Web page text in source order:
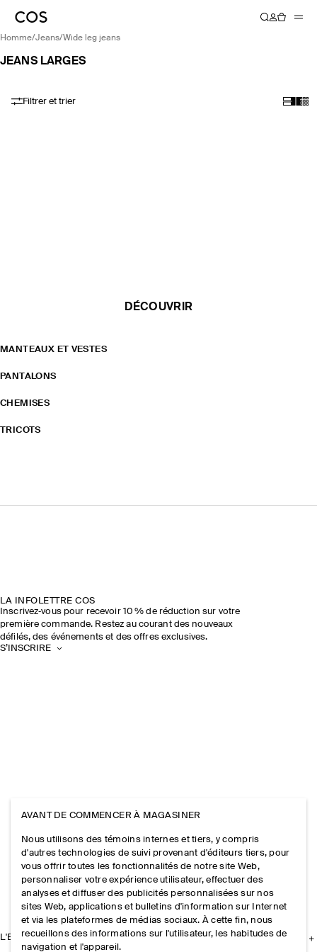
homme/ jeans/ wide leg jeans
JEANS LARGES
Filtrer et trier
DÉCOUVRIR
MANTEAUX ET VESTES
PANTALONS
CHEMISES
TRICOTS
LA INFOLETTRE COS
Inscrivez‑vous pour recevoir 10 % de réduction sur votre
première commande. Restez au courant des nouveaux
défilés, des événements et des offres exclusives.
S’INSCRIRE
L'ENTREPRISE
AVANT DE COMMENCER À MAGASINER
Nous utilisons des témoins internes et tiers, y compris
d'autres technologies de suivi provenant d'éditeurs tiers, pour
vous offrir toutes les fonctionnalités de notre site Web,
personnaliser votre expérience utilisateur, effectuer des
analyses et diffuser des publicités personnalisées sur nos
sites Web, applications et bulletins d'information sur Internet
et via les plateformes de médias sociaux. À cette fin, nous
recueillons des informations sur l'utilisateur, les habitudes de
navigation et l'appareil.